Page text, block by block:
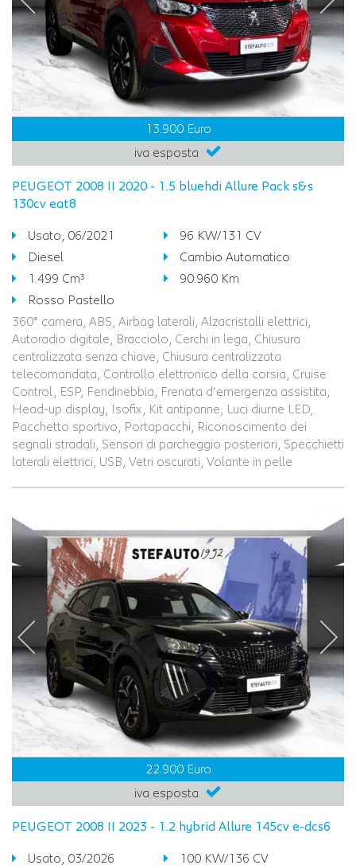
13.900 Euro
iva esposta
PEUGEOT 2008 II 2020 - 1.5 bluehdi Allure Pack s&s
130cv eat8
Usato, 06/2021
96 KW/131 CV
Diesel
Cambio Automatico
1.499 Cm³
90.960 Km
Rosso Pastello
360° camera, ABS, Airbag laterali, Alzacristalli elettrici,
Autoradio digitale, Bracciolo, Cerchi in lega, Chiusura
centralizzata senza chiave, Chiusura centralizzata
telecomandata, Controllo elettronico della corsia, Cruise
Control, ESP, Fendinebbia, Frenata d'emergenza assistita,
Head-up display, Isofix, Kit antipanne, Luci diurne LED,
Pacchetto sportivo, Portapacchi, Riconoscimento dei
segnali stradali, Sensori di parcheggio posteriori, Specchietti
laterali elettrici, USB, Vetri oscurati, Volante in pelle
22.900 Euro
iva esposta
PEUGEOT 2008 II 2023 - 1.2 hybrid Allure 145cv e-dcs6
Usato, 03/2026 100 KW/136 CV